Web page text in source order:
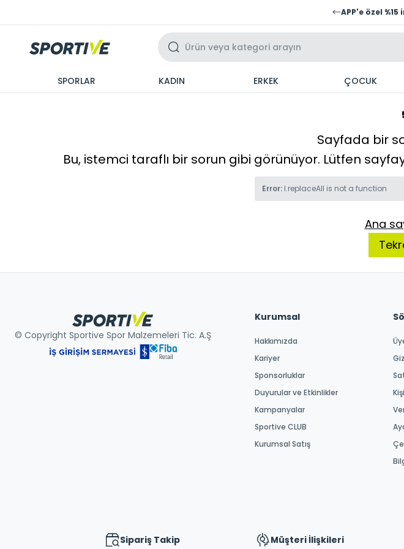
APP'e özel
SPORLAR KADIN ERKEK ÇOCUK
Sayfada bir
Bu, istemci taraflı bir sorun gibi görünüyor. Lütfen
Error: l.replaceAll is not a function
Ana
© Copyright Sportive Spor Malzemeleri Tic. A.Ş
Kurumsal
Hakkımızda
Kariyer
Sponsorluklar
Duyurular ve Etkinlikler
Kampanyalar
Sportive CLUB
Kurumsal Satış
Sipariş Takip Müşteri İlişkileri